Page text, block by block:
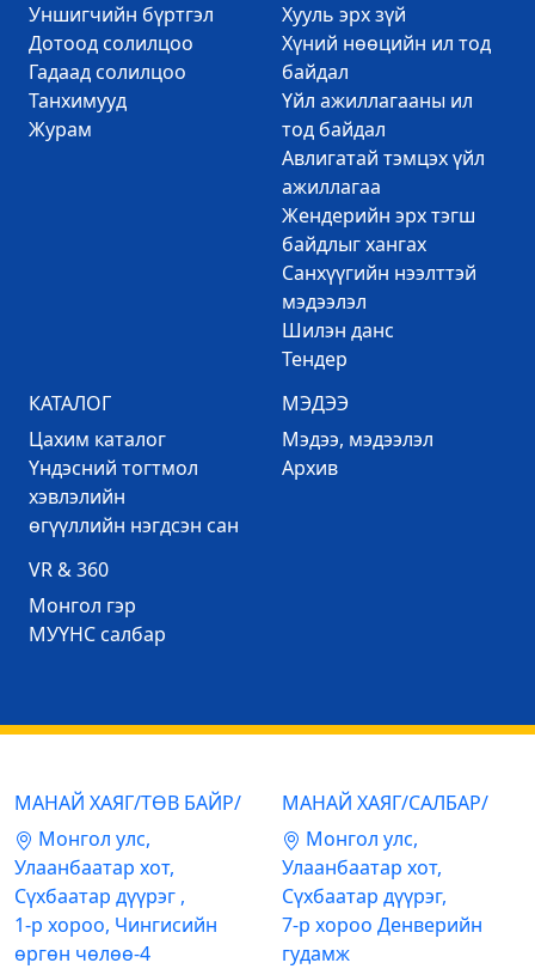
Уншигчийн бүртгэл
Дотоод солилцоо
Гадаад солилцоо
Танхимууд
Журам
Хууль эрх зүй
Хүний нөөцийн ил тод
байдал
Үйл ажиллагааны ил
тод байдал
Авлигатай тэмцэх үйл
ажиллагаа
Жендерийн эрх тэгш
байдлыг хангах
Санхүүгийн нээлттэй
мэдээлэл
Шилэн данс
Тендер
КАТАЛОГ
Цахим каталог
Үндэсний тогтмол
хэвлэлийн
өгүүллийн нэгдсэн сан
МЭДЭЭ
Mэдээ, мэдээлэл
Архив
VR & 360
Mонгол гэр
МУҮНС салбар
МАНАЙ ХАЯГ/ТӨВ БАЙР/
Mонгол улс,
Улаанбаатар хот,
Сүхбаатар дүүрэг ,
1-р хороо, Чингисийн
өргөн чөлөө-4
МАНАЙ ХАЯГ/САЛБАР/
Mонгол улс,
Улаанбаатар хот,
Сүхбаатар дүүрэг,
7-р хороо Денверийн
гудамж